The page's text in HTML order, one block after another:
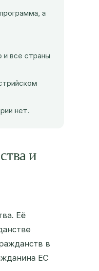
а
и все страны
нет.
и
Её
в
ЕС